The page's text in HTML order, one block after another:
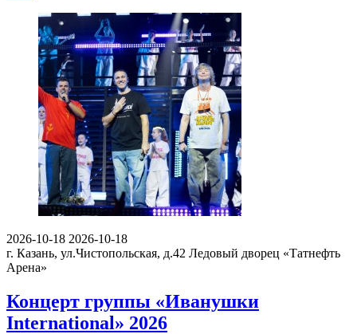
2026-10-18 2026-10-18
г. Казань, ул.Чистопольская, д.42 Ледовый дворец «Татнефть
Арена»
Концерт группы «Иванушки
International» 2026